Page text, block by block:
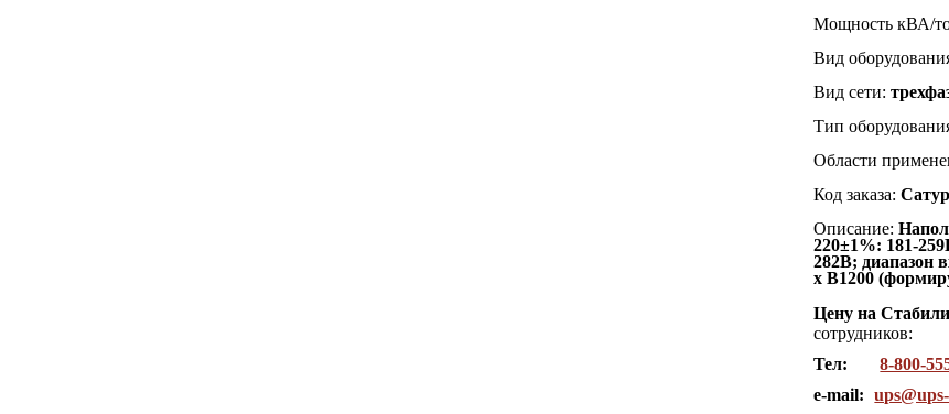
Мощность кВА/
Вид
Вид сети:
Тип
Области
Код заказа:
Описание:
220±1%: 181-
282В; диапазон
x В1200
Цену на
сотрудников:
Тел:
8-800-
e-mail: